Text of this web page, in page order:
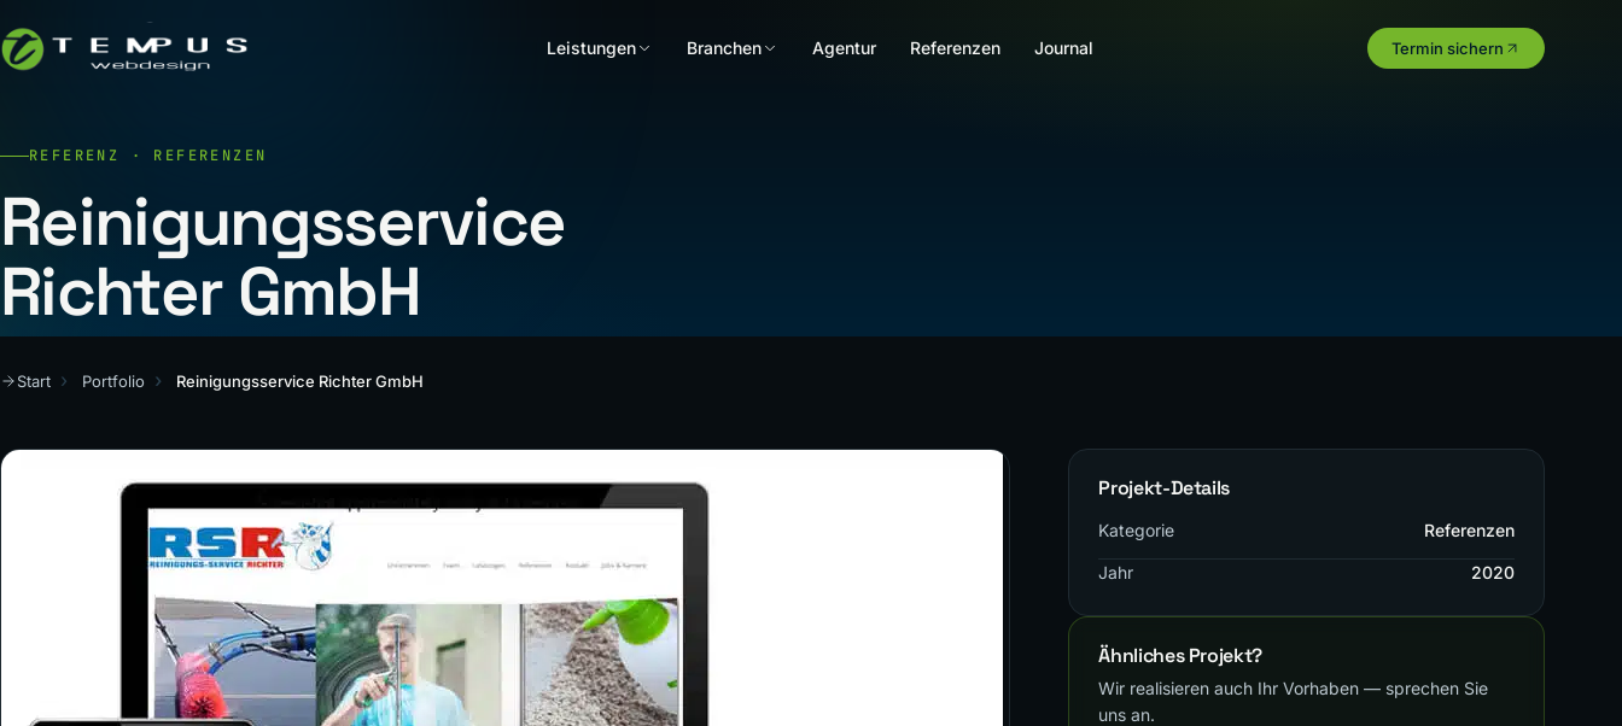
Leistungen Branchen Agentur Referenzen Journal Termin sichern
REFERENZ · REFERENZEN
Reinigungsservice
Richter GmbH
Start Portfolio Reinigungsservice Richter GmbH
Projekt-Details
Kategorie Referenzen
Jahr 2020
Ähnliches Projekt?
Wir realisieren auch Ihr Vorhaben — sprechen Sie
uns an.